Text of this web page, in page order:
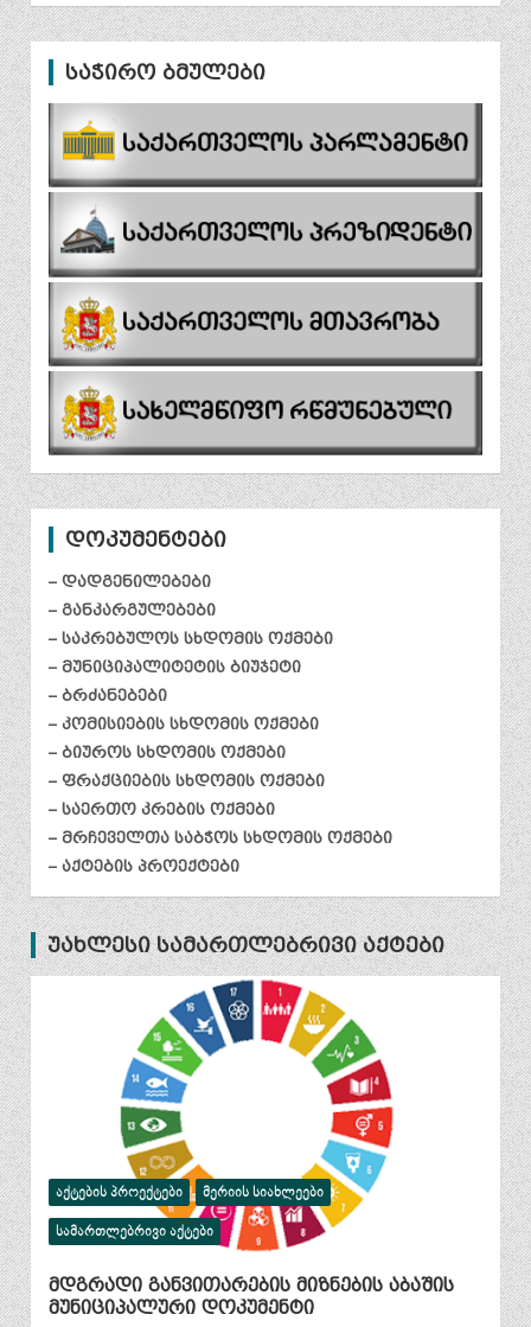
საჭირო ბმულები
დოკუმენტები
– დადგენილებები
– განკარგულებები
– საკრებულოს სხდომის ოქმები
– მუნიციპალიტეტის ბიუჯეტი
– ბრძანებები
– კომისიების სხდომის ოქმები
– ბიუროს სხდომის ოქმები
– ფრაქციების სხდომის ოქმები
– საერთო კრების ოქმები
– მრჩეველთა საბჭოს სხდომის ოქმები
– აქტების პროექტები
უახლესი სამართლებრივი აქტები
ᲐᲥᲢᲔᲑᲘᲡ ᲞᲠᲝᲔᲥᲢᲔᲑᲘ ᲛᲔᲠᲘᲘᲡ ᲡᲘᲐᲮᲚᲔᲔᲑᲘ
ᲡᲐᲛᲐᲠᲗᲚᲔᲑᲠᲘᲕᲘ ᲐᲥᲢᲔᲑᲘ
მდგრადი განვითარების მიზნების აბაშის
მუნიციპალური დოკუმენტი